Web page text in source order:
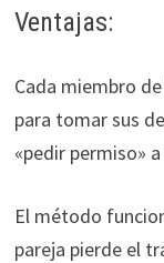
Ventajas:
Cada miembro
para tomar sus
«pedir permiso»
El método
pareja pierde el